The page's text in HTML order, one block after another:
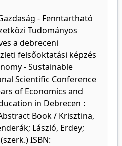
- Fenntartható
Tudományos
a debreceni
felsőoktatási képzés
- Sustainable
Scientific Conference
of Economics and
in Debrecen :
Book / Krisztina,
László, Erdey;
ISBN: